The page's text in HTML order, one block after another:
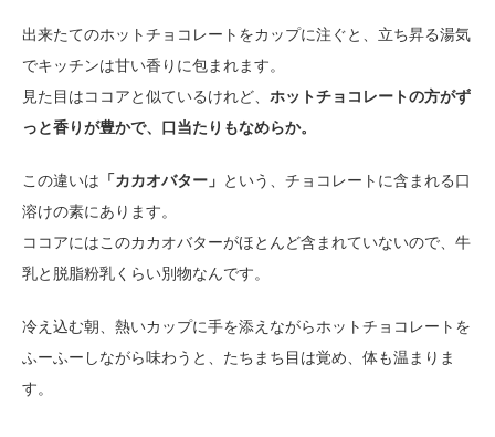
出来たてのホットチョコレートをカップに注ぐと、立ち昇る湯気
でキッチンは甘い香りに包まれます。
見た目はココアと似ているけれど、 ホットチョコレートの方がず
っと香りが豊かで、口当たりもなめらか。
この違いは 「カカオバター」 という、チョコレートに含まれる口
溶けの素にあります。
ココアにはこのカカオバターがほとんど含まれていないので、牛
乳と脱脂粉乳くらい別物なんです。
冷え込む朝、熱いカップに手を添えながらホットチョコレートを
ふーふーしながら味わうと、たちまち目は覚め、体も温まりま
す。